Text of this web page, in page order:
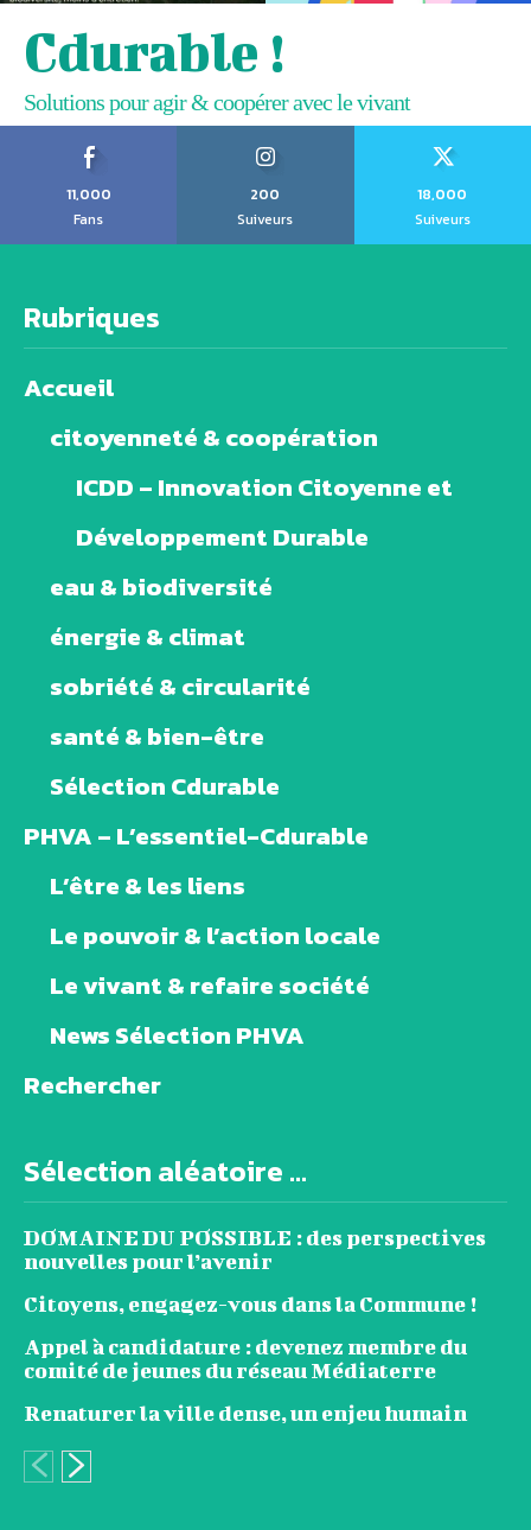
Cdurable !
Solutions pour agir & coopérer avec le vivant
11,000
Fans
200
Suiveurs
18,000
Suiveurs
Rubriques
Accueil
citoyenneté & coopération
ICDD – Innovation Citoyenne et
Développement Durable
eau & biodiversité
énergie & climat
sobriété & circularité
santé & bien-être
Sélection Cdurable
PHVA – L’essentiel-Cdurable
L’être & les liens
Le pouvoir & l’action locale
Le vivant & refaire société
News Sélection PHVA
Rechercher
Sélection aléatoire ...
DOMAINE DU POSSIBLE : des perspectives
nouvelles pour l’avenir
Citoyens, engagez-vous dans la Commune !
Appel à candidature : devenez membre du
comité de jeunes du réseau Médiaterre
Renaturer la ville dense, un enjeu humain